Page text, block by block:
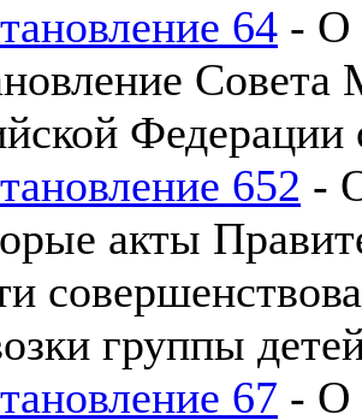
64 - О
Совета
Федерации
652 -
акты
группы
67 - О